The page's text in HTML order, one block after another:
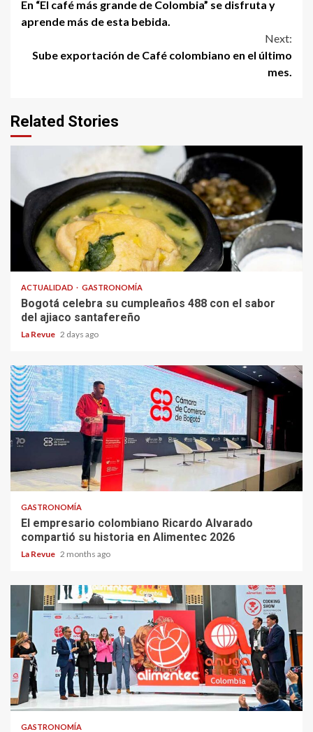
Reading
En “El café más grande de Colombia” se disfruta y
aprende más de esta bebida.
Next:
Sube exportación de Café colombiano en el último
mes.
Related Stories
ACTUALIDAD GASTRONOMÍA
Bogotá celebra su cumpleaños 488 con el sabor
del ajiaco santafereño
La Revue 2 days ago
GASTRONOMÍA
El empresario colombiano Ricardo Alvarado
compartió su historia en Alimentec 2026
La Revue 2 months ago
GASTRONOMÍA